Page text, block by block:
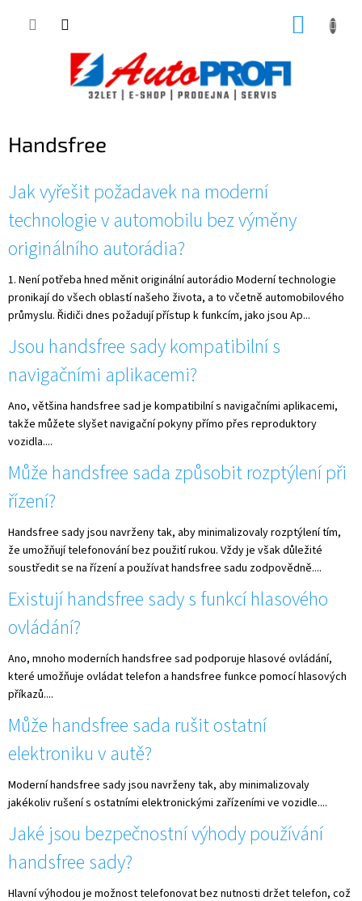
Handsfree
ý
p
i
s
l
á
n
k
ů
Jak vyřešit požadavek na moderní
technologie v automobilu bez výměny
originálního autorádia?
1. Není potřeba hned měnit originální autorádio Moderní technologie
pronikají do všech oblastí našeho života, a to včetně automobilového
průmyslu. Řidiči dnes požadují přístup k funkcím, jako jsou Ap...
Jsou handsfree sady kompatibilní s
navigačními aplikacemi?
Ano, většina handsfree sad je kompatibilní s navigačními aplikacemi,
takže můžete slyšet navigační pokyny přímo přes reproduktory
vozidla....
Může handsfree sada způsobit rozptýlení při
řízení?
Handsfree sady jsou navrženy tak, aby minimalizovaly rozptýlení tím,
že umožňují telefonování bez použití rukou. Vždy je však důležité
soustředit se na řízení a používat handsfree sadu zodpovědně....
Existují handsfree sady s funkcí hlasového
ovládání?
Ano, mnoho moderních handsfree sad podporuje hlasové ovládání,
které umožňuje ovládat telefon a handsfree funkce pomocí hlasových
příkazů....
Může handsfree sada rušit ostatní
elektroniku v autě?
Moderní handsfree sady jsou navrženy tak, aby minimalizovaly
jakékoliv rušení s ostatními elektronickými zařízeními ve vozidle....
Jaké jsou bezpečnostní výhody používání
handsfree sady?
Hlavní výhodou je možnost telefonovat bez nutnosti držet telefon, což